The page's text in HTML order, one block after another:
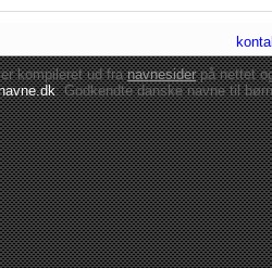
kompileret ud franavnesiderpå nettet
: Godkendte danskenavne til børn